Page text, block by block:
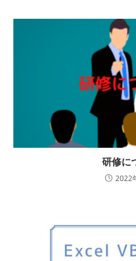
研修に
2022